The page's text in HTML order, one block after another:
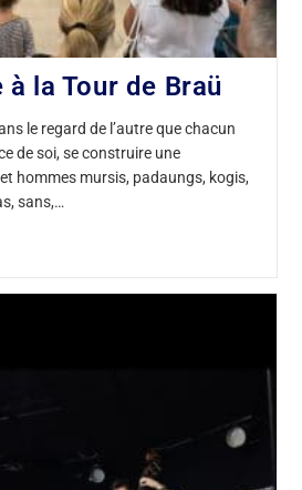
à la Tour de Braü
le regard de l’autre que chacun
de soi, se construire une
hommes mursis, padaungs, kogis,
sans,…